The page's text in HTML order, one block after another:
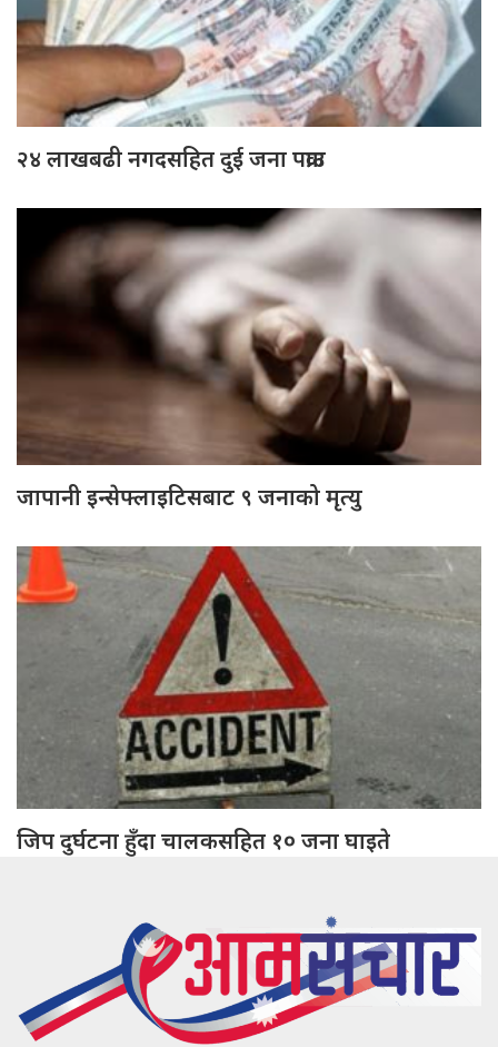
२४ लाखबढी नगदसहित दुई जना पक्राउ
जापानी इन्सेफ्लाइटिसबाट ९ जनाको मृत्यु
जिप दुर्घटना हुँदा चालकसहित १० जना घाइते